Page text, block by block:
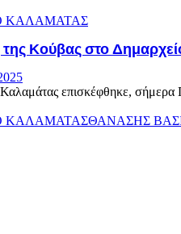
ΚΑΛΑΜΑΤΑΣ
Κούβας στο
επισκέφθηκε,
ΚΑΛΑΜΑΤΑΣΘΑΝΑΣΗΣ